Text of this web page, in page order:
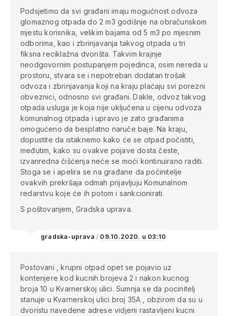
Podsjetimo da svi građani imaju mogućnost odvoza
glomaznog otpada do 2 m3 godišnje na obračunskom
mjestu korisnika, velikim bajama od 5 m3 po mjesnim
odborima, kao i zbrinjavanja takvog otpada u tri
fiksna reciklažna dvorišta. Takvim krajnje
neodgovornim postupanjem pojedinca, osim nereda u
prostoru, stvara se i nepotreban dodatan trošak
odvoza i zbrinjavanja koji na kraju plaćaju svi porezni
obveznici, odnosno svi građani. Dakle, odvoz takvog
otpada usluga je koja nije uključena u cijenu odvoza
komunalnog otpada i upravo je zato građanima
omogućeno da besplatno naruče baje. Na kraju,
dopustite da istaknemo kako će se otpad počistiti,
međutim, kako su ovakve pojave dosta česte,
izvanredna čišćenja neće se moći kontinuirano raditi.
Stoga se i apelira se na građane da počinitelje
ovakvih prekršaja odmah prijavljuju Komunalnom
redarstvu koje će ih potom i sankcionirati.
S poštovanjem, Gradska uprava.
gradska-uprava / 09.10.2020. u 03:10
Postovani , krupni otpad opet se pojavio uz
kontenjere kod kucnih brojeva 2 i nakon kucnog
broja 10 u Kvarnerskoj ulici. Sumnja se da pocinitelj
stanuje u Kvarnerskoj ulici broj 35A , obzirom da su u
dvoristu navedene adrese vidjeni rastavljeni kucni